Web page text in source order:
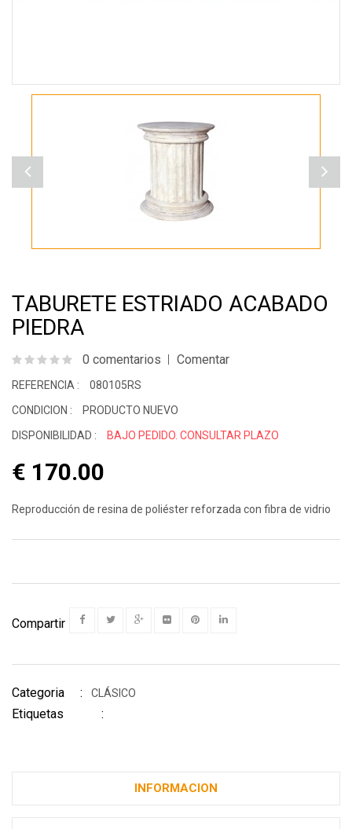
TABURETE ESTRIADO ACABADO
PIEDRA
0 comentarios Comentar
REFERENCIA :
080105RS
CONDICION :
PRODUCTO NUEVO
DISPONIBILIDAD :
BAJO PEDIDO. CONSULTAR PLAZO
€ 170.00
Reproducción de resina de poliéster reforzada con fibra de vidrio
Compartir
Categoria : CLÁSICO
Etiquetas :
INFORMACION